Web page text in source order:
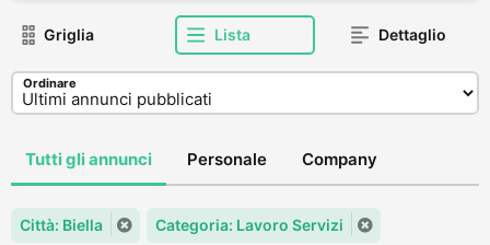
Griglia Lista Dettaglio
Ordinare
Tutti gli annunci Personale Company
Città: Biella Categoria: Lavoro Servizi